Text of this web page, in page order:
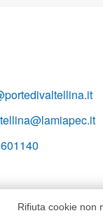
Rifiuta cookie non